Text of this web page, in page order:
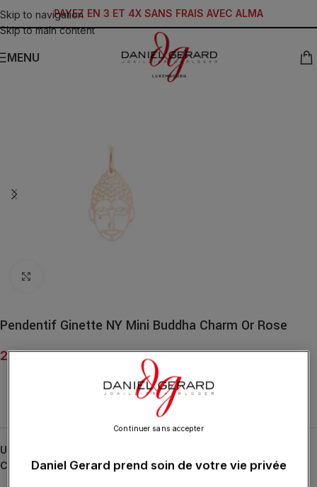
Skip to navigation
Skip to main content
PAYEZ EN 3 ET 4X SANS FRAIS AVEC ALMA
MENU
Pendentif Ginette NY Mini Buddha Charm Or Rose
250.00€
UGS :
Catégories : Charm, GINETTE NY, Pendentifs, Pendentifs
Daniel Gerard prend soin de votre vie privée
Continuer sans accepter